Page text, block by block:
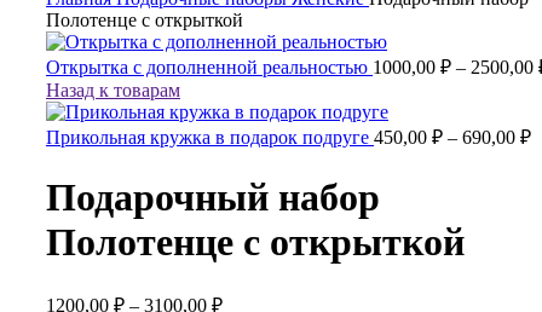
Полотенце с открыткой
Открытка с дополненной реальностью 1000,00 ₽ – 2500,00
Назад к товарам
Прикольная кружка в подарок подруге 450,00 ₽ – 690,00 ₽
Подарочный набор
Полотенце с открыткой
1200,00 ₽ – 3100,00 ₽